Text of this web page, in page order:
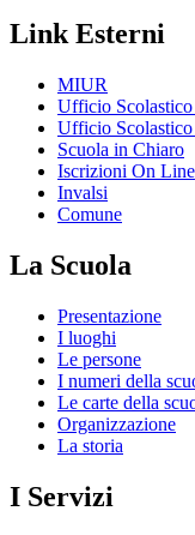
Link Esterni
MIUR
Ufficio
Ufficio
Scuola in Chiaro
Iscrizioni On Line
Invalsi
Comune
La Scuola
Presentazione
I luoghi
Le persone
I numeri della
Le carte della
Organizzazione
La storia
I Servizi